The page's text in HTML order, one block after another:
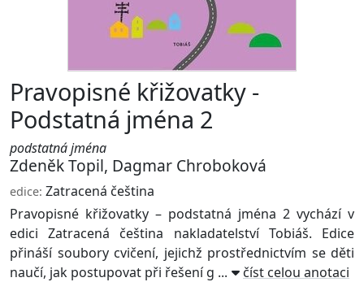
Pravopisné křižovatky -
Podstatná jména 2
podstatná jména
Zdeněk Topil, Dagmar Chroboková
edice: Zatracená čeština
Pravopisné křižovatky – podstatná jména 2 vychází v
edici Zatracená čeština nakladatelství Tobiáš. Edice
přináší soubory cvičení, jejichž prostřednictvím se děti
naučí, jak postupovat při řešení g ...
číst celou anotaci